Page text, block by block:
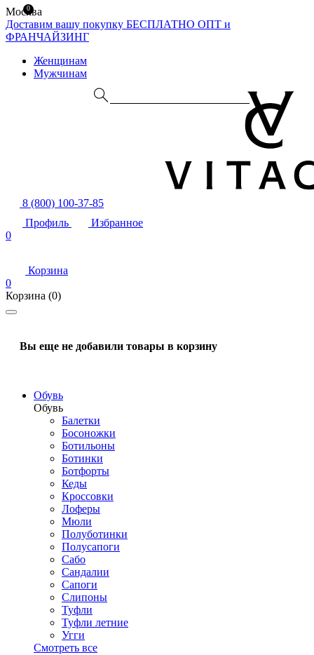
Москва
Доставим вашу покупку БЕСПЛАТНО ОПТ и
ФРАНЧАЙЗИНГ
Женщинам
Мужчинам
8 (800) 100-37-85
Профиль
Избранное
0
Корзина
0
Корзина (0)
Вы еще не добавили товары в корзину
Обувь
Обувь
Балетки
Босоножки
Ботильоны
Ботинки
Ботфорты
Кеды
Кроссовки
Лоферы
Мюли
Полуботинки
Полусапоги
Сабо
Сандалии
Сапоги
Слипоны
Туфли
Туфли летние
Угги
Смотреть все
0